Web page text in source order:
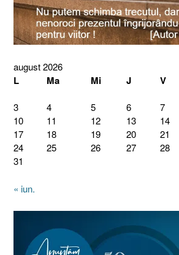
august 2026
L Ma Mi J V
3
4 5 6 7
10
11 12 13 14
17
18 19 20 21
24
25 26 27 28
31
« iun.